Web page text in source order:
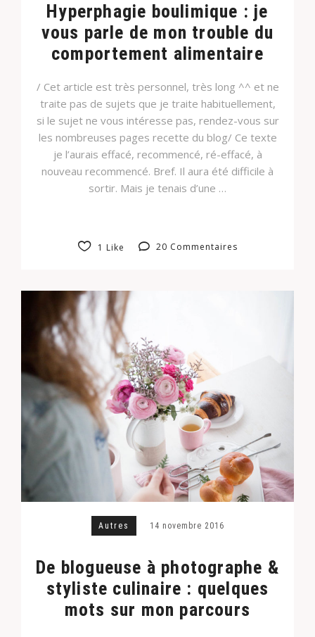
Hyperphagie boulimique : je
vous parle de mon trouble du
comportement alimentaire
/ Cet article est très personnel, très long ^^ et ne
traite pas de sujets que je traite habituellement,
si le sujet ne vous intéresse pas, rendez-vous sur
les nombreuses pages recette du blog/ Ce texte
je l’aurais effacé, recommencé, ré-effacé, à
nouveau recommencé. Bref. Il aura été difficile à
sortir. Mais je tenais d’une …
1 Like 20 Commentaires
Autres 14 novembre 2016
De blogueuse à photographe &
styliste culinaire : quelques
mots sur mon parcours